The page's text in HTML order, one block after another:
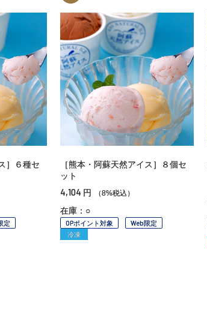
］６種セ
定
［熊本・阿蘇天然アイス］８個セ
ット
4,104 円 （8%税込）
在庫：○
OPポイント対象
Web限定
冷凍